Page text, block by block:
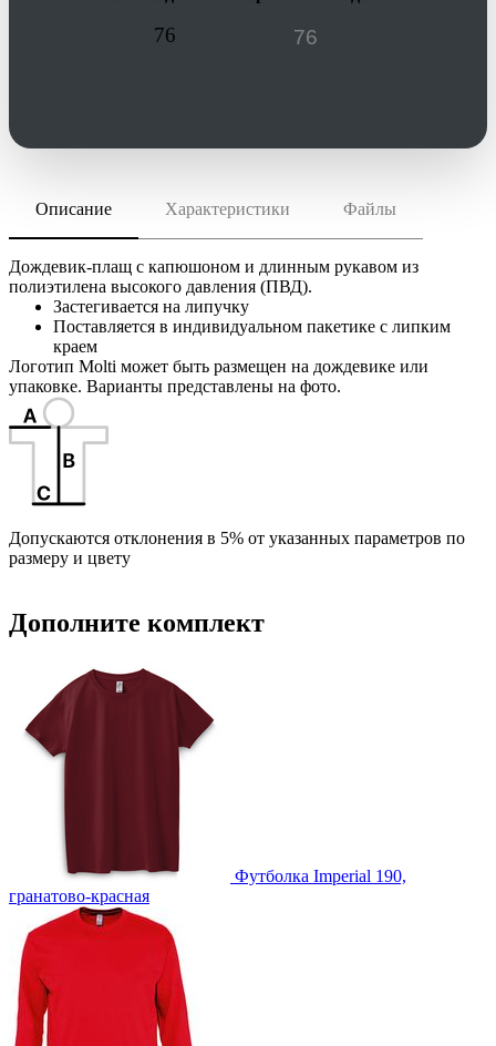
76
Описание
Дождевик-плащ с капюшоном и длинным рукавом из
полиэтилена высокого давления (ПВД).
Застегивается на липучку
Поставляется в индивидуальном пакетике с липким
краем
Логотип Molti может быть размещен на дождевике или
упаковке. Варианты представлены на фото.
Допускаются отклонения в 5% от указанных параметров по
размеру и цвету
Характеристики
РАЗМЕР ТОВАРА
полиэтилен, плотность 35 мкм
ТРАНСПОРТНАЯ УПАКОВКА
15.5x29.3x58.6 см
ИНДИВИДУАЛЬНАЯ УПАКОВКА
ВИДЫ НАНЕСЕНИЯ
M1 -Цифровая печать на вставке
SL1 -Наклейка бумажная
Файлы
скачать (pdf)
Инструкция по сохранению pdf из Corel Draw
Инструкция по сохранению pdf из Adobe Illustrator
Дополните комплект
Футболка Imperial 190,
гранатово-красная